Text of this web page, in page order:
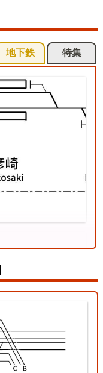
地下鉄 特集